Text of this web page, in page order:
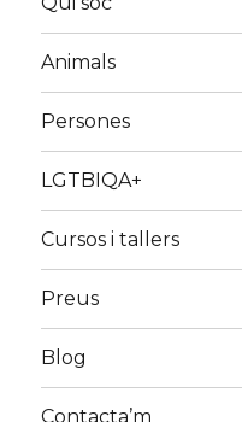
Animals
Persones
LGTBIQA+
Cursos i tallers
Preus
Blog
Contacta’m